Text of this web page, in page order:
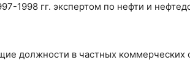
1998 гг. экспертом по нефти и
должности в частных коммерческих